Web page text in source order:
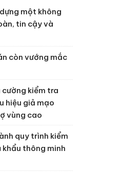
một không
tin cậy và
còn vướng mắc
cường kiểm tra
hiệu giả mạo
vùng cao
quy trình kiểm
thông minh